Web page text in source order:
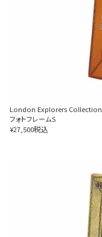
London Explorers Collection
フォトフレームS
¥27,500税込